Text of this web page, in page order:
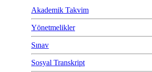
Akademik Takvim
Yönetmelikler
Sınav
Sosyal Transkript